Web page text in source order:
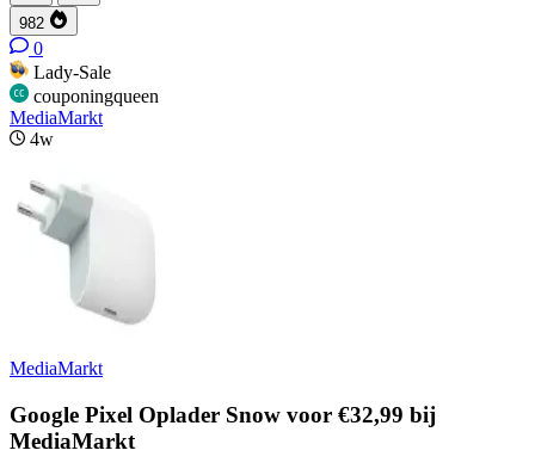
982
0
Lady-Sale
couponingqueen
MediaMarkt
4w
MediaMarkt
Google Pixel Oplader Snow voor €32,99 bij
MediaMarkt